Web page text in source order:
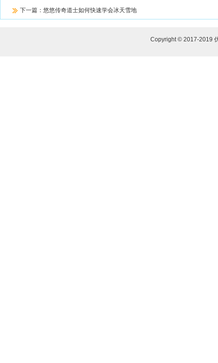
下一篇： 悠悠传奇道士如何快速学会冰天雪地
Copyright © 2017-2019